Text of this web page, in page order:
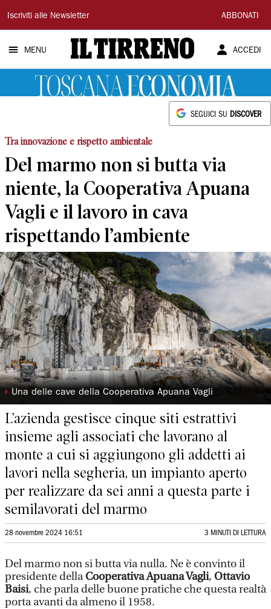
Il
Tirreno
Iscriviti alle Newsletter ABBONATI
MENU ACCEDI
SEGUICI SU DISCOVER
Tra innovazione e rispetto ambientale
Del marmo non si butta via
niente, la Cooperativa Apuana
Vagli e il lavoro in cava
rispettando l’ambiente
◗ Una delle cave della Cooperativa Apuana Vagli
L’azienda gestisce cinque siti estrattivi
insieme agli associati che lavorano al
monte a cui si aggiungono gli addetti ai
lavori nella segheria, un impianto aperto
per realizzare da sei anni a questa parte i
semilavorati del marmo
28 novembre 2024 16:51 3 MINUTI DI LETTURA
Del marmo non si butta via nulla. Ne è convinto il
presidente dellaCooperativa Apuana Vagli, Ottavio
Baisi, che parla delle buone pratiche che questa realtà
porta avanti da almeno il 1958.